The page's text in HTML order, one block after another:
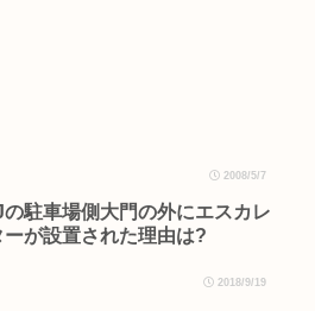
2008/5/7
の駐車場側大門の外にエスカレ
ーが設置された理由は?
2018/9/19